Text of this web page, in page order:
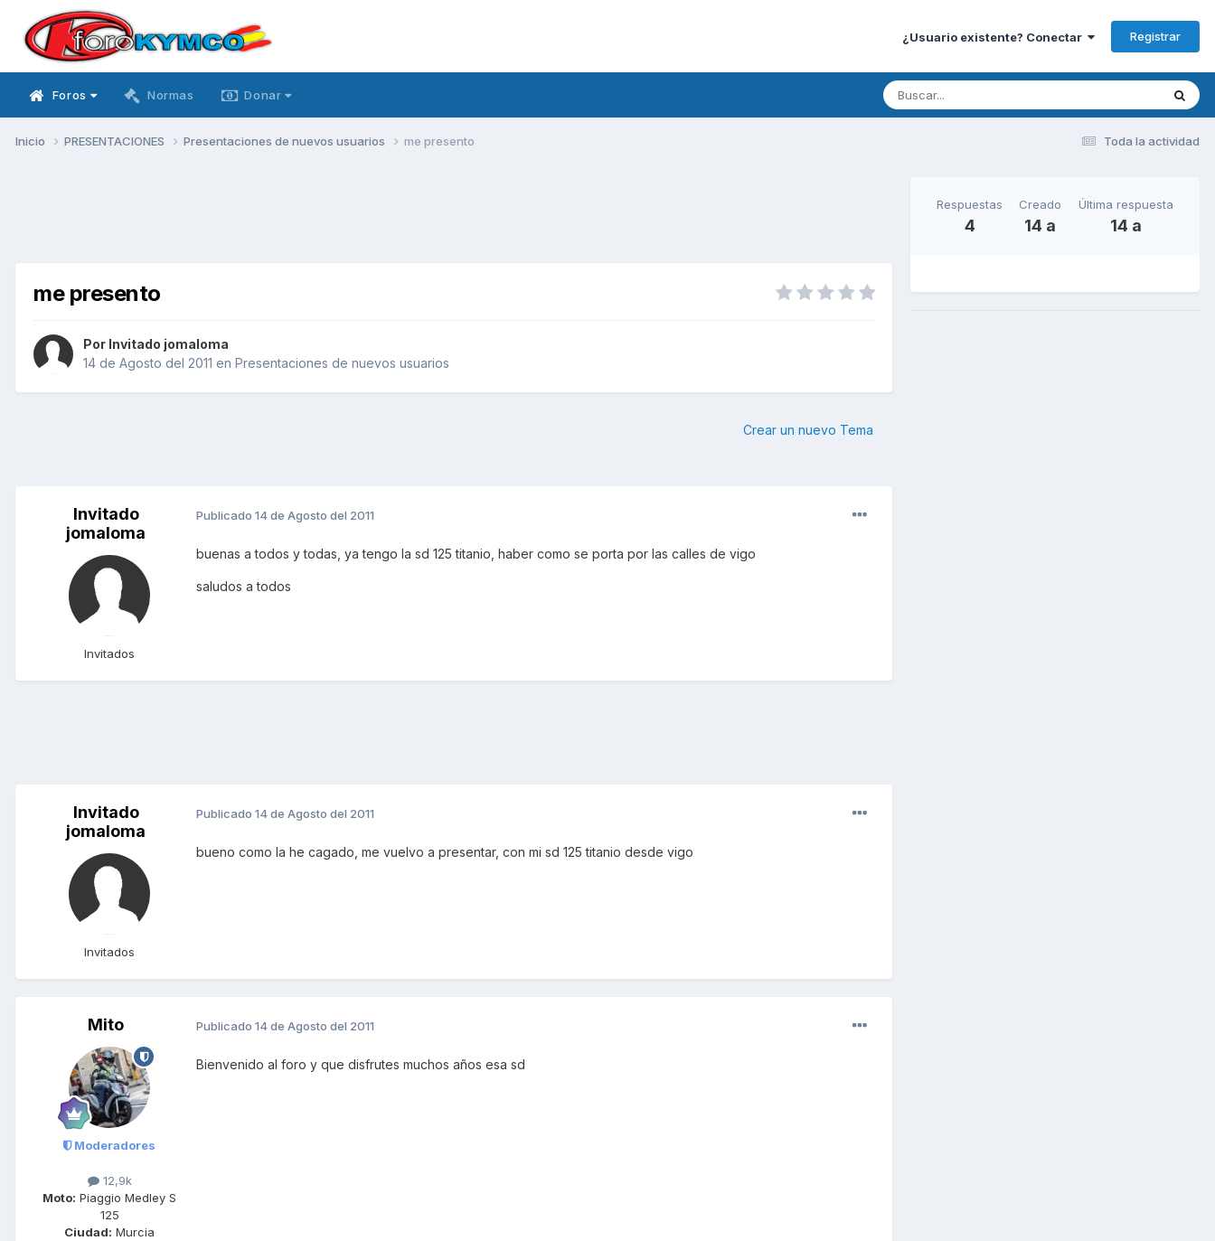
¿Usuario existente? Conectar Registrar
Foros Normas Donar
Toda la actividad
Inicio PRESENTACIONES Presentaciones de nuevos usuarios me presento
me presento
Por Invitado jomaloma
14 de Agosto del 2011 en Presentaciones de nuevos usuarios
Crear un nuevo Tema
Invitado
jomaloma
Invitados
Publicado 14 de Agosto del 2011
buenas a todos y todas, ya tengo la sd 125 titanio, haber como se porta por las calles de vigo
saludos a todos
Invitado
jomaloma
Invitados
Publicado 14 de Agosto del 2011
bueno como la he cagado, me vuelvo a presentar, con mi sd 125 titanio desde vigo
Mito
Moderadores
12,9k
Moto: Piaggio Medley S
125
Ciudad: Murcia
Publicado 14 de Agosto del 2011
Bienvenido al foro y que disfrutes muchos años esa sd
Respuestas
4
Creado
14 a
Última respuesta
14 a